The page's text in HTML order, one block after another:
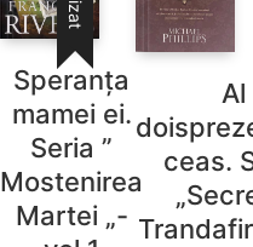
Speranța
mamei ei.
Seria ”
Mostenirea
Martei „-
Al
ceas.